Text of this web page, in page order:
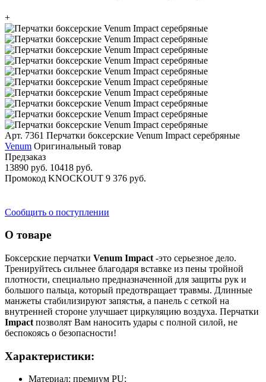
+
Арт. 7361 Перчатки боксерские Venum Impact серебряные
Venum Оригинальный товар
Предзаказ
13890 руб. 10418 руб.
Промокод KNOCKOUT 9 376 руб.
Сообщить о поступлении
О товаре
Боксерские перчатки Venum Impact -это серьезное дело.
Тренируйтесь сильнее благодаря вставке из пены тройной
плотности, специально предназначенной для защиты рук и
большого пальца, который предотвращает травмы. Длинные
манжеты стабилизируют запястья, а панель с сеткой на
внутренней стороне улучшает циркуляцию воздуха. Перчатки
Impact позволят Вам наносить удары с полной силой, не
беспокоясь о безопасности!
Характеристики:
Материал: премиум PU;